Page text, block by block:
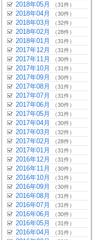
2018年05月 （31件）
2018年04月 （30件）
2018年03月 （32件）
2018年02月 （28件）
2018年01月 （31件）
2017年12月 （31件）
2017年11月 （30件）
2017年10月 （31件）
2017年09月 （30件）
2017年08月 （31件）
2017年07月 （31件）
2017年06月 （30件）
2017年05月 （31件）
2017年04月 （30件）
2017年03月 （32件）
2017年02月 （28件）
2017年01月 （31件）
2016年12月 （31件）
2016年11月 （30件）
2016年10月 （31件）
2016年09月 （30件）
2016年08月 （31件）
2016年07月 （31件）
2016年06月 （30件）
2016年05月 （31件）
2016年04月 （31件）